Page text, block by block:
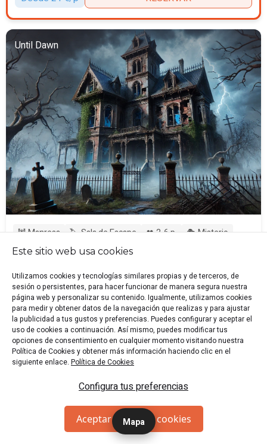
Until Dawn
🕍 Manresa 🏷️ Sala de Escape 👥 2-6 p.
🎭 Misterio
🎭 Terror
gana la cuantiosa recompensa que ofrece el excéntrico
millonario."
Desde 25 €/p
RESERVAR
Experiencia con Actores
El Misterio De La Mansión (Sala 2)
Mapa
Este sitio web usa cookies
Utilizamos cookies y tecnologías similares propias y de terceros, de
sesión o persistentes, para hacer funcionar de manera segura nuestra
página web y personalizar su contenido. Igualmente, utilizamos cookies
para medir y obtener datos de la navegación que realizas y para ajustar
la publicidad a tus gustos y preferencias. Puedes configurar y aceptar el
uso de cookies a continuación. Así mismo, puedes modificar tus
opciones de consentimiento en cualquier momento visitando nuestra
Política de Cookies y obtener más información haciendo clic en el
siguiente enlace. Política de Cookies
Configura tus preferencias
Aceptar todas las cookies